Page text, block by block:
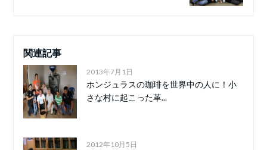
関連記事
2013年7月1日
ホンジュラスの珈琲を世界中の人に！小
さな村に起こった革...
2012年10月5日